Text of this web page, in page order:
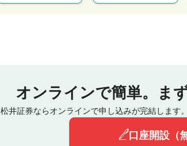
オンラインで簡単。 ま
松井証券ならオンラインで申し込みが完結します。
口座開設（